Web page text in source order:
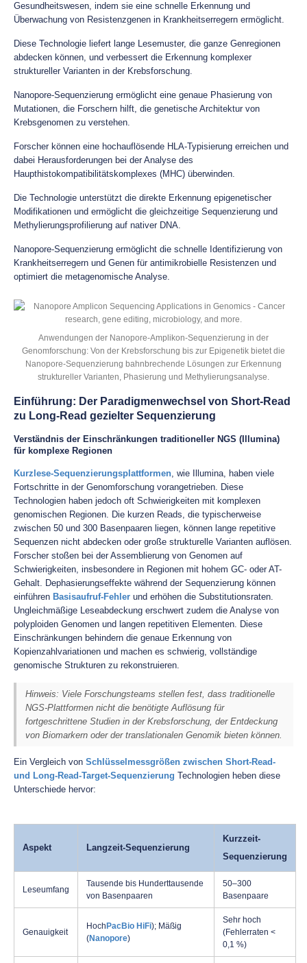
Gesundheitswesen, indem sie eine schnelle Erkennung und
Überwachung von Resistenzgenen in Krankheitserregern ermöglicht.
Diese Technologie liefert lange Lesemuster, die ganze Genregionen
abdecken können, und verbessert die Erkennung komplexer
struktureller Varianten in der Krebsforschung.
Nanopore-Sequenzierung ermöglicht eine genaue Phasierung von
Mutationen, die Forschern hilft, die genetische Architektur von
Krebsgenomen zu verstehen.
Forscher können eine hochauflösende HLA-Typisierung erreichen und
dabei Herausforderungen bei der Analyse des
Haupthistokompatibilitätskomplexes (MHC) überwinden.
Die Technologie unterstützt die direkte Erkennung epigenetischer
Modifikationen und ermöglicht die gleichzeitige Sequenzierung und
Methylierungsprofilierung auf nativer DNA.
Nanopore-Sequenzierung ermöglicht die schnelle Identifizierung von
Krankheitserregern und Genen für antimikrobielle Resistenzen und
optimiert die metagenomische Analyse.
Anwendungen der Nanopore-Amplikon-Sequenzierung in der
Genomforschung: Von der Krebsforschung bis zur Epigenetik bietet die
Nanopore-Sequenzierung bahnbrechende Lösungen zur Erkennung
struktureller Varianten, Phasierung und Methylierungsanalyse.
Einführung: Der Paradigmenwechsel von Short-Read
zu Long-Read gezielter Sequenzierung
Verständnis der Einschränkungen traditioneller NGS (Illumina)
für komplexe Regionen
Kurzlese-Sequenzierungsplattformen, wie Illumina, haben viele
Fortschritte in der Genomforschung vorangetrieben. Diese
Technologien haben jedoch oft Schwierigkeiten mit komplexen
genomischen Regionen. Die kurzen Reads, die typischerweise
zwischen 50 und 300 Basenpaaren liegen, können lange repetitive
Sequenzen nicht abdecken oder große strukturelle Varianten auflösen.
Forscher stoßen bei der Assemblierung von Genomen auf
Schwierigkeiten, insbesondere in Regionen mit hohem GC- oder AT-
Gehalt. Dephasierungseffekte während der Sequenzierung können
einführen Basisaufruf-Fehler und erhöhen die Substitutionsraten.
Ungleichmäßige Leseabdeckung erschwert zudem die Analyse von
polyploiden Genomen und langen repetitiven Elementen. Diese
Einschränkungen behindern die genaue Erkennung von
Kopienzahlvariationen und machen es schwierig, vollständige
genomische Strukturen zu rekonstruieren.
Hinweis: Viele Forschungsteams stellen fest, dass traditionelle
NGS-Plattformen nicht die benötigte Auflösung für
fortgeschrittene Studien in der Krebsforschung, der Entdeckung
von Biomarkern oder der translationalen Genomik bieten können.
Ein Vergleich von Schlüsselmessgrößen zwischen Short-Read-
und Long-Read-Target-Sequenzierung Technologien heben diese
Unterschiede hervor:
Aspekt Langzeit-Sequenzierung
Kurzzeit-
Sequenzierung
Leseumfang
Tausende bis Hunderttausende
von Basenpaaren
50–300
Basenpaare
Genauigkeit
Hoch PacBio HiFi); Mäßig
(Nanopore)
Sehr hoch
(Fehlerraten <
0,1 %)